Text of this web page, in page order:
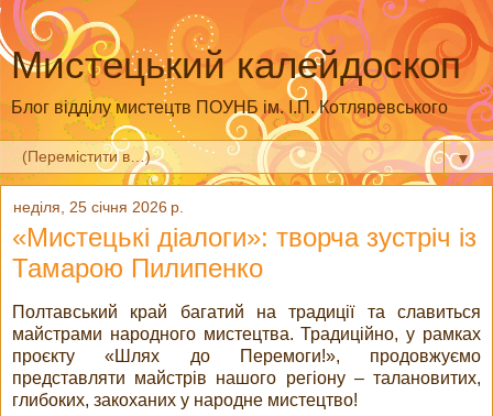
Мистецький калейдоскоп
Блог відділу мистецтв ПОУНБ ім. І.П. Котляревського
▼
неділя, 25 січня 2026 р.
«Мистецькі діалоги»: творча зустріч із
Тамарою Пилипенко
Полтавський край багатий на традиції та славиться
майстрами народного мистецтва. Традиційно, у рамках
проєкту «Шлях до Перемоги!», продовжуємо
представляти майстрів нашого регіону – талановитих,
глибоких, закоханих у народне мистецтво!